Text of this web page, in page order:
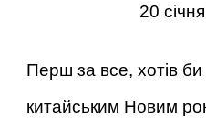
20
Перш за все, хотів би
китайським Новим